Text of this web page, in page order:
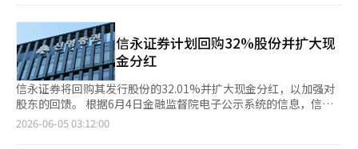
之一。分析指出，该公司从过去依赖DRAM市场状况的企业，转变
为AI基础设施扩展的关键企业。仅两年前，SK海力士的全球市值排
名还在100名之外，而现在已上升至第12位，跻身全球核心技术企
业行列。 得益于半导体行业的良好表现，市场对韩国股市的期待
也在上升。全球投资银行高盛最近将KOSPI的12个月目标从9000
点上调至12000点，认为半导体行业的繁荣将持续更长时间，企业
盈利前景也有所改善。上个月初，该行刚将目标从8000点上调至
9000点，时隔不到一个月再次大幅提高预期。 在韩国，三星电子
诠释了最近在全球时尚和生活方式市场上流行的‘农场女孩核
心’趋势。农场女孩核心强调自然和田园的形象，与城市化和高端
化形成鲜明对比，突出了自然友好和朴素的情感。 Veggie系列的
核心在于从西红柿、彩椒等蔬菜中汲取灵感，所有产品均采用可折
叠的结构。尤其是在现场，许多顾客围绕着女团aespa的卡里娜在
宣传视频中佩戴的圆形金属框‘Radi 02’和与彩椒形状相似的有
机曲线‘Topi 02’模型流连忘返。 快闪店内的各个角落都布满了
角色，营造了良好的氛围。不同个性的蔬菜角色被摆放在店内各
信永证券计划回购32%股份并扩大现
金分红
信永证券将回购其发行股份的32.01%并扩大现金分红，以加强对
股东的回馈。 根据6月4日金融监督院电子公示系统的信息，信永
证券将在19日的定期股东大会上提出回购和利用自家股份的计划。
2026-06-05 03:12:00